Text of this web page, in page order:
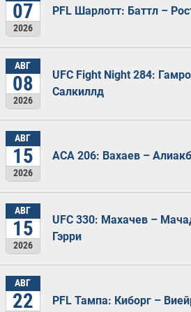
07
2026
PFL Шарлотт: Баттл –
АВГ
08
2026
UFC Fight Night 284:
Салкиллд
АВГ
15
2026
ACA 206: Вахаев –
АВГ
15
2026
UFC 330: Махачев –
Гэрри
АВГ
22 PFL Тампа: Киборг –